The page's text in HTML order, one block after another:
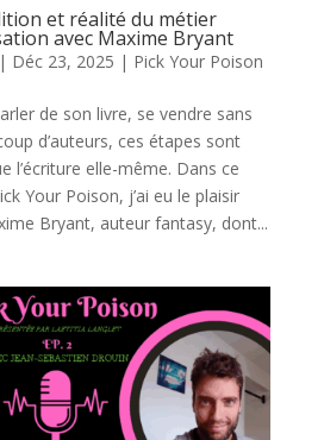
et réalité du métier
avec Maxime Bryant
Déc 23, 2025 | Pick Your Poison
de son livre, se vendre sans
d’auteurs, ces étapes sont
l’écriture elle-même. Dans ce
Your Poison, j’ai eu le plaisir
Bryant, auteur fantasy, dont...